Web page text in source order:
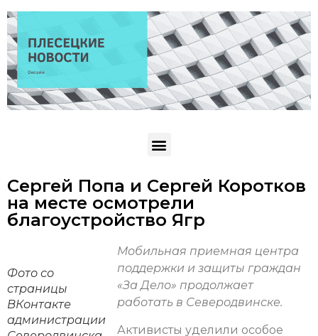
Сергей Попа и Сергей Коротков
на месте осмотрели
благоустройство Ягр
Фото со
страницы
ВКонтакте
администрации
Мобильная приемная центра
поддержки и защиты граждан
«За Дело» продолжает
работать в Северодвинске.
Активисты уделили особое